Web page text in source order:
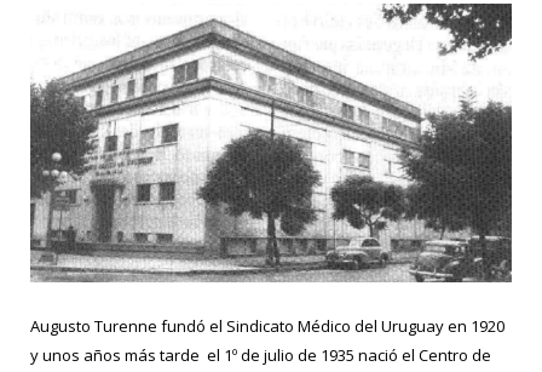
Augusto Turenne fundó el Sindicato Médico del Uruguay en 1920
y unos años más tarde el 1º de julio de 1935 nació el Centro de